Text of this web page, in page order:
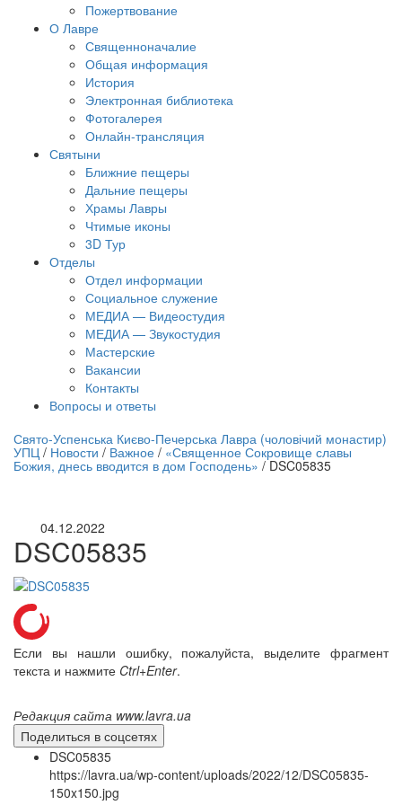
Пожертвование
О Лавре
Священноначалие
Общая информация
История
Электронная библиотека
Фотогалерея
Онлайн-трансляция
Святыни
Ближние пещеры
Дальние пещеры
Храмы Лавры
Чтимые иконы
3D Тур
Отделы
Отдел информации
Социальное служение
МЕДИА — Видеостудия
МЕДИА — Звукостудия
Мастерские
Вакансии
Контакты
Вопросы и ответы
трансляция | 12 сентября
трансляции
Свято-Успенська Києво-Печерська Лавра (чоловічий монастир)
УПЦ / Новости / Важное / «Священное Сокровище славы
Божия, днесь вводится в дом Господень» /DSC05835
04.12.2022
DSC05835
Если вы нашли ошибку, пожалуйста, выделите фрагмент
текста и нажмите Ctrl+Enter.
Редакция сайта www.lavra.ua
Поделиться в соцсетях
DSC05835
https://lavra.ua/wp-content/uploads/2022/12/DSC05835-
150x150.jpg